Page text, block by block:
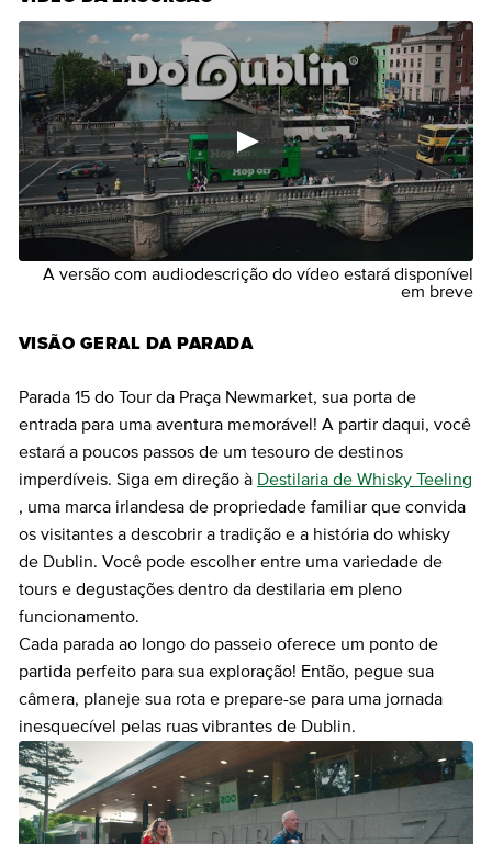
A versão com audiodescrição do vídeo estará disponível
em breve
VISÃO GERAL DA PARADA
Parada 15 do Tour da Praça Newmarket, sua porta de
entrada para uma aventura memorável! A partir daqui, você
estará a poucos passos de um tesouro de destinos
imperdíveis. Siga em direção à Destilaria de Whisky Teeling
, uma marca irlandesa de propriedade familiar que convida
os visitantes a descobrir a tradição e a história do whisky
de Dublin. Você pode escolher entre uma variedade de
tours e degustações dentro da destilaria em pleno
funcionamento.
Cada parada ao longo do passeio oferece um ponto de
partida perfeito para sua exploração! Então, pegue sua
câmera, planeje sua rota e prepare-se para uma jornada
inesquecível pelas ruas vibrantes de Dublin.